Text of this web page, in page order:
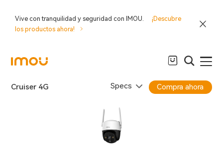
Vive con tranquilidad y seguridad con IMOU.
¡Descubre
los productos ahora!
Cruiser 4G Specs Compra ahora